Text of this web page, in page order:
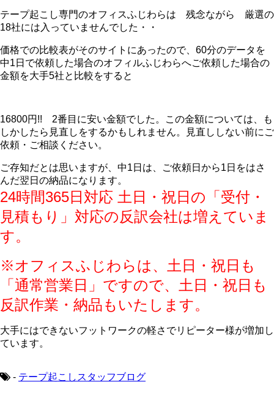
テープ起こし専門のオフィスふじわらは 残念ながら 厳選の
18社には入っていませんでした・・
価格での比較表がそのサイトにあったので、60分のデータを
中1日で依頼した場合のオフィルふじわらへご依頼した場合の
金額を大手5社と比較をすると
16800円!! 2番目に安い金額でした。この金額については、も
しかしたら見直しをするかもしれません。見直ししない前にご
依頼・ご相談ください。
ご存知だとは思いますが、中1日は、ご依頼日から1日をはさ
んだ翌日の納品になります。
24時間365日対応 土日・祝日の「受付・
見積もり」対応の反訳会社は増えていま
す。
※オフィスふじわらは、土日・祝日も
「通常営業日」ですので、土日・祝日も
反訳作業・納品もいたします。
大手にはできないフットワークの軽さでリピーター様が増加し
ています。
- テープ起こしスタッフブログ